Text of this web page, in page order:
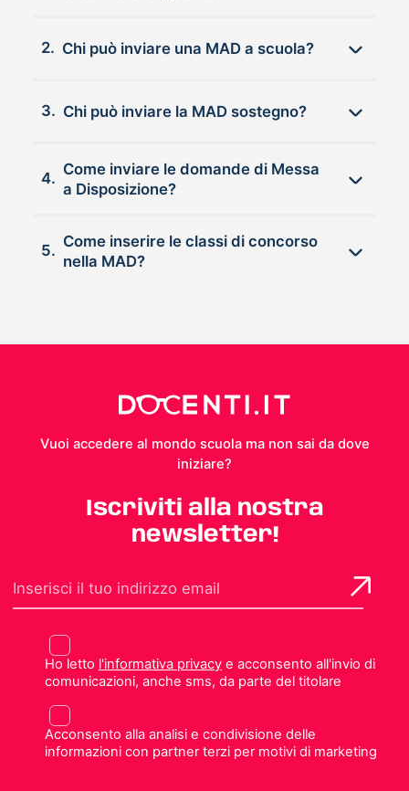
2. Chi può inviare una MAD a scuola?
3. Chi può inviare la MAD sostegno?
4.
Come inviare le domande di Messa
a Disposizione?
5.
Come inserire le classi di concorso
nella MAD?
Vuoi accedere al mondo scuola ma non sai da dove
iniziare?
Iscriviti alla nostra
newsletter!
Ho letto l'informativa privacye acconsento all'invio di
comunicazioni, anche sms, da parte del titolare
Acconsento alla analisi e condivisione delle
informazioni con partner terzi per motivi di marketing